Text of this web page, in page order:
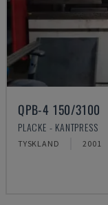
QPB-4 150/3100
PLACKE - KANTPRESS
TYSKLAND 2001